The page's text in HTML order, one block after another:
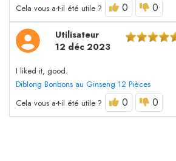
Cela vous a-t-il été utile ?
0 0
Utilisateur
12 déc 2023
I liked it, good.
Diblong Bonbons au Ginseng 12 Pièces
Cela vous a-t-il été utile ?
0 0